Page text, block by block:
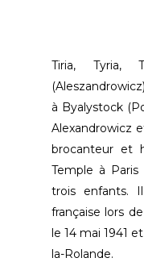
Tiria, Tyria,
à Byalystock
Alexandrowicz
brocanteur et
Temple à
trois enfants.
française lors
le 14 mai 1941
la-Rolande.